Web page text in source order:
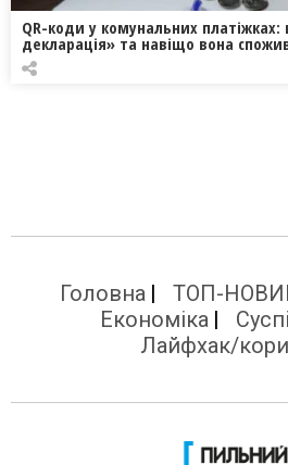
QR-коди у комунальних
декларація» та навіщо вона
Головна ТОП-
Економіка
Лайфхак/